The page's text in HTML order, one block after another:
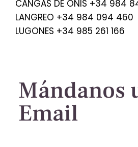
CANGAS DE ONIS +34 984
LANGREO +34 984 094 460
LUGONES +34 985 261 166
Mándanos
Email